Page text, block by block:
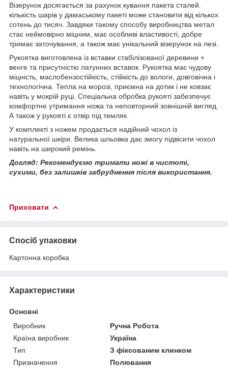
Візерунок досягається за рахунок кування пакета сталей.
кількість шарів у дамаському пакеті може становити від кількох
сотень до тисяч. Завдяки такому способу виробництва метал
стає неймовірно міцним, має особливі властивості, добре
тримає заточування, а також має унікальний візерунок на лезі.
Рукоятка виготовлена ​​із вставки стабілізованої деревини +
венге та присутністю латунних вставок. Рукоятка має чудову
міцність, маслобензостійкість, стійкість до вологи, довговічна і
технологічна. Тепла на морозі, приємна на дотик і не ковзає
навіть у мокрій руці. Спеціальна обробка рукояті забезпечує
комфортне утримання ножа та неповторний зовнішній вигляд.
А також у рукояті є отвір під темляк.
У комплекті з ножем продається надійний чохол із
натуральної шкіри. Велика шльовка дає змогу підвісити чохол
навіть на широкий ремінь.
Догляд: Рекомендуємо тримати ножі в чистоті,
сухими, без залишків забруднення після використання.
Приховати
Спосіб упаковки
Картонна коробка
Характеристики
Основні
Виробник
Ручна Робота
Країна виробник
Україна
Тип
З фіксованим клинком
Призначення
Полювання